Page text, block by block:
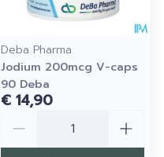
Deba Pharma
Jodium 200mcg V-caps
90 Deba
€ 14,90